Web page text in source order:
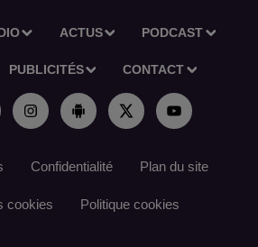
ACTUS PODCAST
PUBLICITÉS CONTACT
Confidentialité Plan du site
cookies Politique cookies